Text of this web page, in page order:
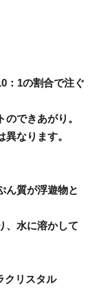
：1の割合で注ぐ
できあがり。
なります。
ん質が浮遊物と
、水に溶かして
クリスタル